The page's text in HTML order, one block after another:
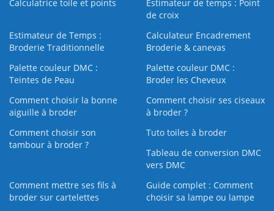
Calculatrice toile et points
Estimateur de temps : Point
de croix
Estimateur de Temps :
Broderie Traditionnelle
Calculateur Encadrement
Broderie & canevas
Palette couleur DMC :
Teintes de Peau
Palette couleur DMC :
Broder les Cheveux
Comment choisir la bonne
aiguille à broder
Comment choisir ses ciseaux
à broder ?
Comment choisir son
tambour à broder ?
Tuto toiles à broder
Tableau de conversion DMC
vers DMC
Comment mettre ses fils à
broder sur cartelettes
Guide complet : Comment
choisir sa lampe ou lampe